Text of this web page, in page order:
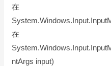
在
在
ntArgs input)